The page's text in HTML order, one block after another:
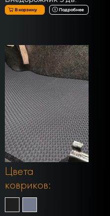
В корзину Подробнее
Цвета
ковриков: